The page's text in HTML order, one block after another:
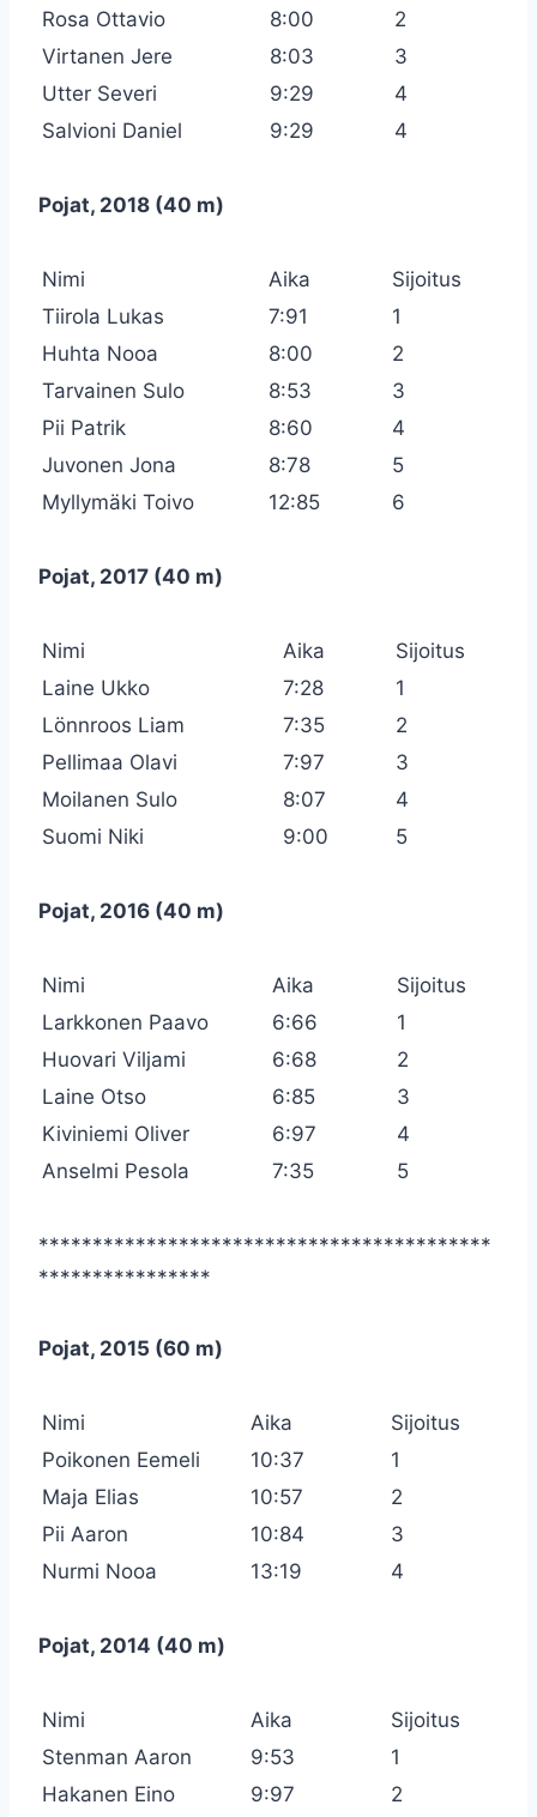
Rosa Ottavio
8:00
2
Virtanen Jere
8:03
3
Utter Severi
9:29
4
Salvioni Daniel
9:29 4
Pojat, 2018 (40 m)
Nimi Aika
Sijoitus
Tiirola Lukas
7:91
1
Huhta Nooa
8:00
2
Tarvainen Sulo
8:53
3
Pii Patrik
8:60
4
Juvonen Jona
8:78
5
Myllymäki Toivo
12:85 6
Pojat, 2017 (40 m)
Nimi Aika
Sijoitus
Laine Ukko
7:28
1
Lönnroos Liam
7:35
2
Pellimaa Olavi
7:97
3
Moilanen Sulo
8:07
4
Suomi Niki
9:00 5
Pojat, 2016 (40 m)
Nimi Aika
Sijoitus
Larkkonen Paavo
6:66
1
Huovari Viljami
6:68
2
Laine Otso
6:85
3
Kiviniemi Oliver
6:97
4
Anselmi Pesola
7:35 5
******************************************
****************
Pojat, 2015 (60 m)
Nimi Aika
Sijoitus
Poikonen Eemeli
10:37
1
Maja Elias
10:57
2
Pii Aaron
10:84
3
Nurmi Nooa
13:19 4
Pojat, 2014 (40 m)
Nimi Aika
Sijoitus
Stenman Aaron
9:53
1
Hakanen Eino
9:97
2